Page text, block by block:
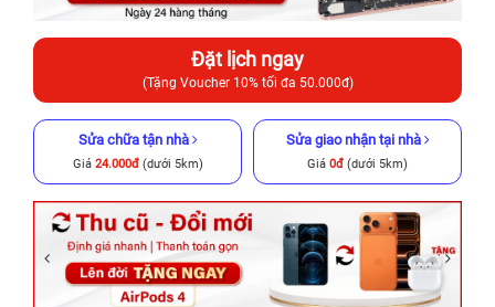
Đặt lịch ngay
(Tặng Voucher 10% tối đa 50.000đ)
Sửa chữa tận nhà
Giá 24.000đ(dưới 5km)
Sửa giao nhận tại nhà
Giá 0đ (dưới 5km)